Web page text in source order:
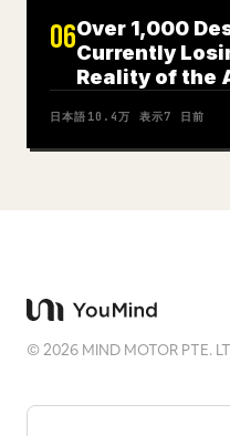
06Over 1,000
Currently
Reality of the
日本語 10.4万 表示7 日前
©2026 MIND MOTOR PTE.